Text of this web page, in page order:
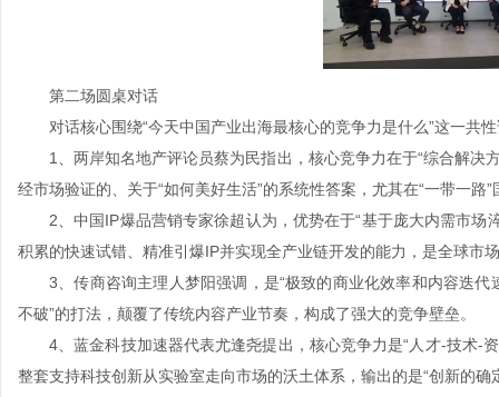
第二场圆桌对话
对话核心围绕“今天中国产业出海最核心的竞争力是什么”这一共
1、两岸知名地产评论员蔡为民指出，核心竞争力在于“综合解决
经市场验证的、关于“如何美好生活”的系统性答案，尤其在“一带一路”
2、中国IP爆品营销专家徐超认为，优势在于“基于庞大内需市场
积累的快速试错、精准引爆IP并实现全产业链开发的能力，是全球市
3、传商咨询主理人梦阳强调，是“极致的商业化效率和内容迭代
不破”的打法，颠覆了传统内容产业节奏，构成了强大的竞争壁垒。
4、蓝金科技加速器代表尤逢尧提出，核心竞争力是“人才-技术-
整套支持科技创新从实验室走向市场的沃土体系，输出的是“创新的确